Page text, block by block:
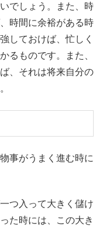
でしょう。また、時
時間に余裕がある時
しておけば、忙しく
るものです。また、
、それは将来自分の
事がうまく進む時に
つ入って大きく儲け
た時には、この大き